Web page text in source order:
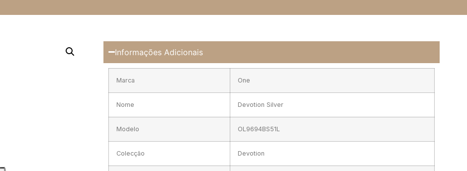
Informações Adicionais
Marca One
Nome Devotion Silver
Modelo OL9694BS51L
Colecção Devotion